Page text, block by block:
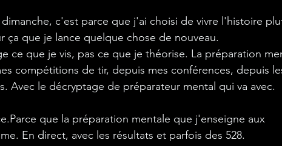
c'est parce que j'ai choisi de vivre l'histoire
ça que je lance quelque chose de nouveau.
ce que je vis, pas ce que je théorise. La préparation
compétitions de tir, depuis mes conférences, depuis
Avec le décryptage de préparateur mental qui va avec.
que la préparation mentale que j'enseigne aux
En direct, avec les résultats et parfois des 528.